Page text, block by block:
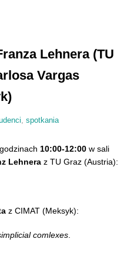
Lehnera (TU
Vargas
spotkania
10:00-12:00 w sali
Lehnera z TU Graz (Austria):
z CIMAT (Meksyk):
comlexes.